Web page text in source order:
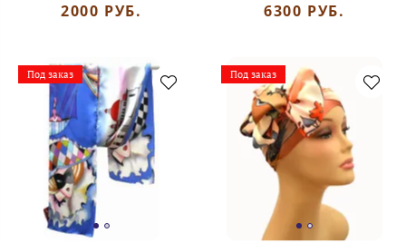
2000 РУБ. 6300 РУБ.
Под заказ Под заказ